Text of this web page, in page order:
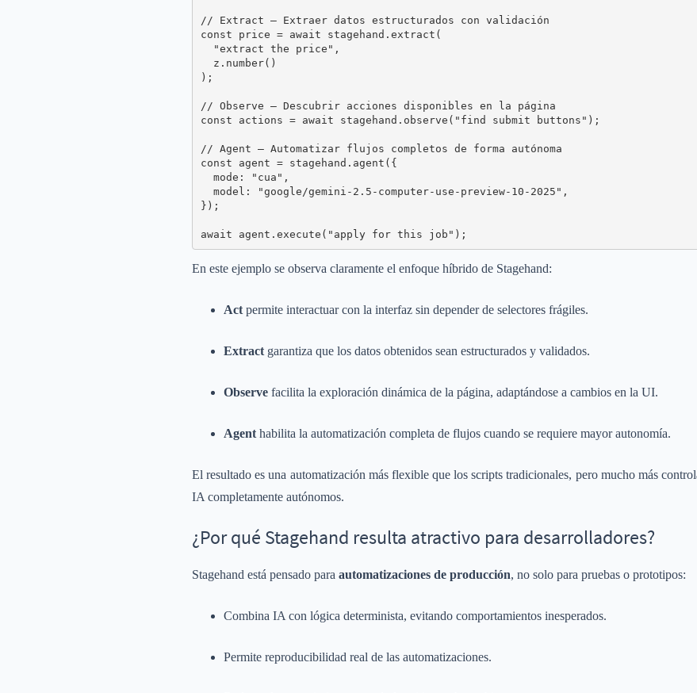
// Extract – Extraer datos estructurados con validación
const price = await stagehand.extract(
  "extract the price",
  z.number()
);
// Observe – Descubrir acciones disponibles en la página
const actions = await stagehand.observe("find submit buttons");
// Agent – Automatizar flujos completos de forma autónoma
const agent = stagehand.agent({
  mode: "cua",
  model: "google/gemini-2.5-computer-use-preview-10-2025",
});
await agent.execute("apply for this job");
En este ejemplo se observa claramente el enfoque híbrido de Stagehand:
Act permite interactuar con la interfaz sin depender de selectores frágiles.
Extract garantiza que los datos obtenidos sean estructurados y validados.
Observe facilita la exploración dinámica de la página, adaptándose a cambios en la UI.
Agent habilita la automatización completa de flujos cuando se requiere mayor autonomía.
El resultado es una automatización más flexible que los scripts tradicionales, pero mucho más
IA completamente autónomos.
¿Por qué Stagehand resulta atractivo para desarrolladores?
Stagehand está pensado para automatizaciones de producción, no solo para pruebas o prototipos:
Combina IA con lógica determinista, evitando comportamientos inesperados.
Permite reproducibilidad real de las automatizaciones.